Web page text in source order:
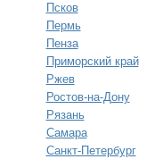
Псков
Пермь
Пенза
Приморский край
Ржев
Ростов-на-Дону
Рязань
Самара
Санкт-Петербург